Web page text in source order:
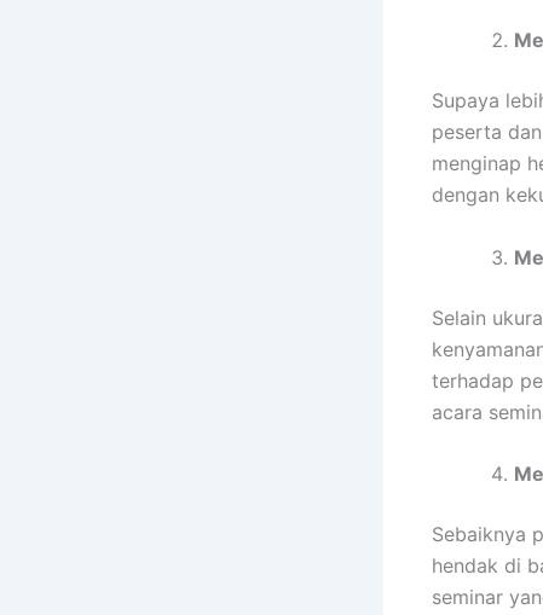
Supaya
peserta
menginap
dengan
Selain
terhadap
acara
Sebaiknya
hendak di
seminar